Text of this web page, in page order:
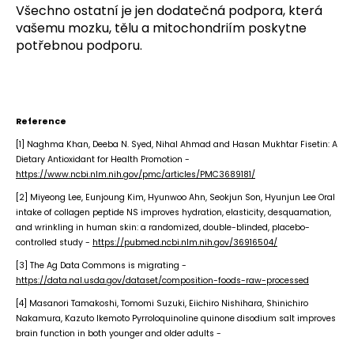
Všechno ostatní je jen dodatečná podpora, která
vašemu mozku, tělu a mitochondriím poskytne
potřebnou podporu.
Reference
[1] Naghma Khan, Deeba N. Syed, Nihal Ahmad and Hasan Mukhtar Fisetin: A
Dietary Antioxidant for Health Promotion -
https://www.ncbi.nlm.nih.gov/pmc/articles/PMC3689181/
[2] Miyeong Lee, Eunjoung Kim, Hyunwoo Ahn, Seokjun Son, Hyunjun Lee Oral
intake of collagen peptide NS improves hydration, elasticity, desquamation,
and wrinkling in human skin: a randomized, double-blinded, placebo-
controlled study - https://pubmed.ncbi.nlm.nih.gov/36916504/
[3] The Ag Data Commons is migrating -
https://data.nal.usda.gov/dataset/composition-foods-raw-processed
[4] Masanori Tamakoshi, Tomomi Suzuki, Eiichiro Nishihara, Shinichiro
Nakamura, Kazuto Ikemoto Pyrroloquinoline quinone disodium salt improves
brain function in both younger and older adults -